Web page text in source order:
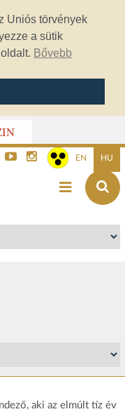
Uniós törvények
a sütik
Bővebb
EN HU
aki az elmúlt tíz év